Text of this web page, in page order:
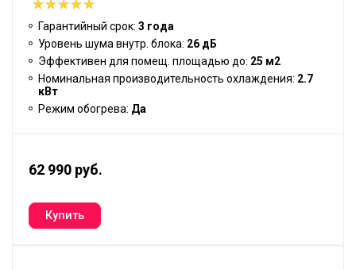
Гарантийный срок: 3 года
Уровень шума внутр. блока: 26 дБ
Эффективен для помещ. площадью до: 25 м2
Номинальная производительность охлаждения: 2.7
кВт
Режим обогрева: Да
62 990 руб.